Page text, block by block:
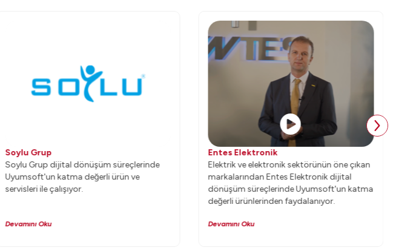
Soylu Grup
Soylu Grup dijital dönüşüm süreçlerinde
Uyumsoft'un katma değerli ürün ve
servisleri ile çalışıyor.
Devamını Oku
Entes Elektronik
Elektrik ve elektronik sektörünün öne çıkan
markalarından Entes Elektronik dijital
dönüşüm süreçlerinde Uyumsoft'un katma
değerli ürünlerinden faydalanıyor.
Devamını Oku